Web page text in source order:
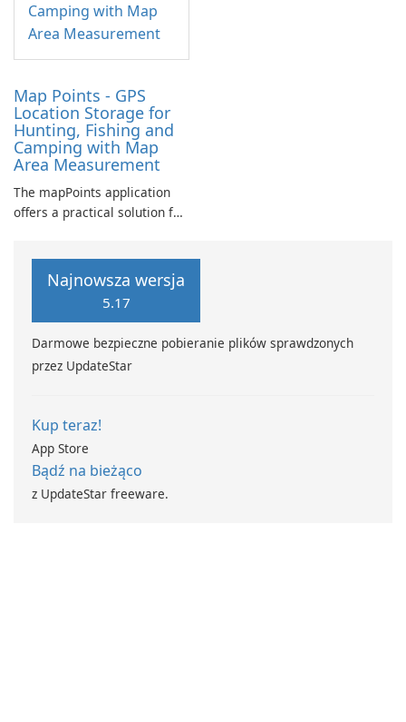
Map Points - GPS
Location Storage for
Hunting, Fishing and
Camping with Map
Area Measurement
The mapPoints application
offers a practical solution for
locations effectively.
Najnowsza wersja
5.17
Darmowe bezpieczne pobieranie plików sprawdzonych
przez UpdateStar
Kup teraz!
App Store
Bądź na bieżąco
z UpdateStar freeware.